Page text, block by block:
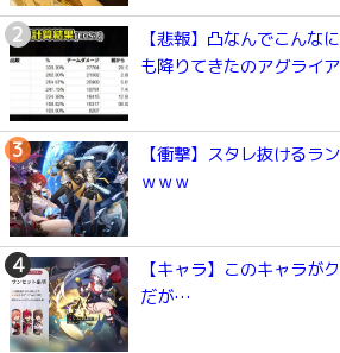
【悲報】凸なんでこんな
も降りてきたのアグライ
【衝撃】スタレ抜けるラ
ｗｗｗ
【キャラ】このキャラが
だが…